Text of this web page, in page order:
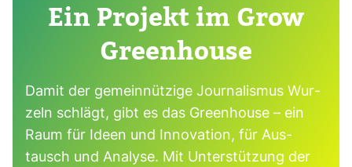
Ein Pro­jekt im Grow
Green­house
Damit der gemein­nüt­zige Jour­na­lismus Wur­
zeln schlägt, gibt es das Green­house – ein
Raum für Ideen und Inno­va­tion, für Aus­
tausch und Ana­lyse. Mit Unter­stüt­zung der